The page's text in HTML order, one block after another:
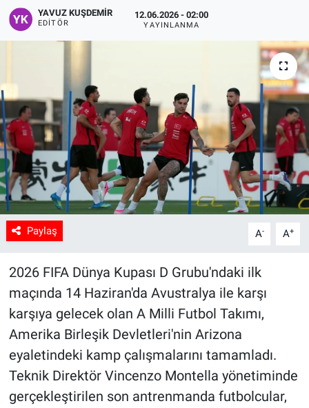
YAVUZ KUŞDEMIR
EDITÖR
12.06.2026 - 02:00
YAYINLANMA
Paylaş A- A+
2026 FIFA Dünya Kupası D Grubu'ndaki ilk
maçında 14 Haziran'da Avustralya ile karşı
karşıya gelecek olan A Milli Futbol Takımı,
Amerika Birleşik Devletleri'nin Arizona
eyaletindeki kamp çalışmalarını tamamladı.
Teknik Direktör Vincenzo Montella yönetiminde
gerçekleştirilen son antrenmanda futbolcular,
Spor